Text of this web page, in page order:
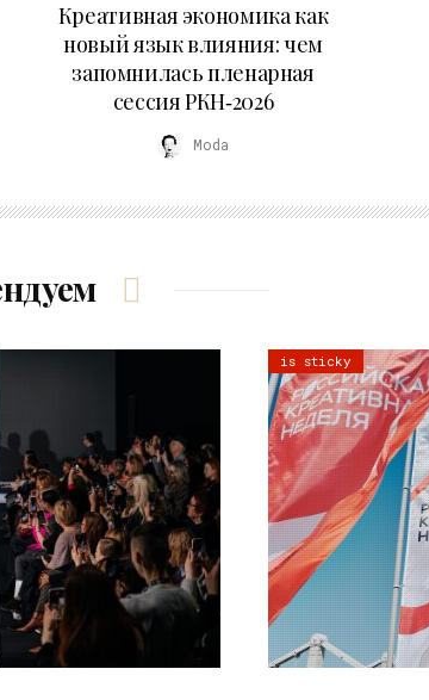
Креативная экономика как
новый язык влияния: чем
запомнилась пленарная
сессия РКН‑2026
Moda
is sticky